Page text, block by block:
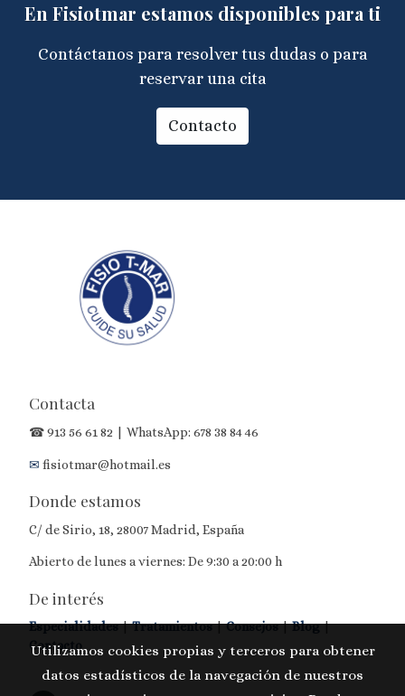
En Fisiotmar estamos disponibles para ti
Contáctanos para resolver tus dudas o para
reservar una cita
Contacto
Contacta
☎913 56 61 82 | WhatsApp: 678 38 84 46
✉ fisiotmar@hotmail.es
Donde estamos
C/ de Sirio, 18, 28007 Madrid, España
Abierto de lunes a viernes: De 9:30 a 20:00 h
De interés
Especialidades|Tratamientos|Consejos|Blog|
Contacto
Utilizamos cookies propias y terceros para obtener
datos estadísticos de la navegación de nuestros